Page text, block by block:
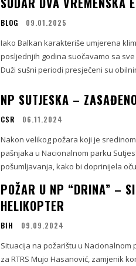
BLOG 09.01.2025
Iako Balkan karakteriše umjerena
posljednjih godina suočavamo sa
Duži sušni periodi presječeni su
NP SUTJESKA –
CSR 06.11.2024
Nakon velikog požara koji je
pašnjaka u Nacionalnom parku
pošumljavanja, kako bi doprinijela
POŽAR U NP “DRINA” –
HELIKOPTER
BIH 09.09.2024
Situacija na požarištu u
za RTRS Mujo Hasanović, zamjenik